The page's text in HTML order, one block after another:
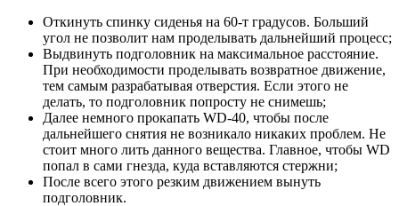
Откинуть спинку сиденья на 60-т градусов. Больший
угол не позволит нам проделывать дальнейший процесс;
Выдвинуть подголовник на максимальное расстояние.
При необходимости проделывать возвратное движение,
тем самым разрабатывая отверстия. Если этого не
делать, то подголовник попросту не снимешь;
Далее немного прокапать WD-40, чтобы после
дальнейшего снятия не возникало никаких проблем. Не
стоит много лить данного вещества. Главное, чтобы WD
попал в сами гнезда, куда вставляются стержни;
После всего этого резким движением вынуть
подголовник.